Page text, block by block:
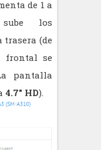
de 1 a
los
trasera (de
frontal se
pantalla
4.7" HD).